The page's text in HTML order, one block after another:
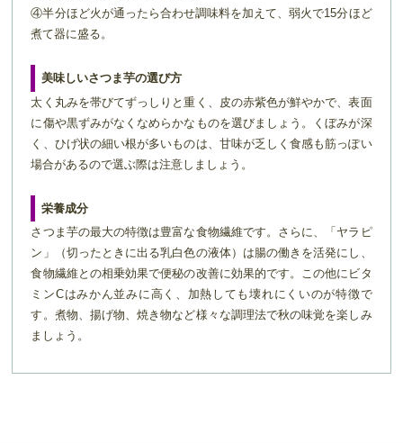
④半分ほど火が通ったら合わせ調味料を加えて、弱火で15分ほど
煮て器に盛る。
美味しいさつま芋の選び方
太く丸みを帯びてずっしりと重く、皮の赤紫色が鮮やかで、表面
に傷や黒ずみがなくなめらかなものを選びましょう。くぼみが深
く、ひげ状の細い根が多いものは、甘味が乏しく食感も筋っぽい
場合があるので選ぶ際は注意しましょう。
栄養成分
さつま芋の最大の特徴は豊富な食物繊維です。さらに、「ヤラピ
ン」（切ったときに出る乳白色の液体）は腸の働きを活発にし、
食物繊維との相乗効果で便秘の改善に効果的です。この他にビタ
ミンCはみかん並みに高く、加熱しても壊れにくいのが特徴で
す。煮物、揚げ物、焼き物など様々な調理法で秋の味覚を楽しみ
ましょう。